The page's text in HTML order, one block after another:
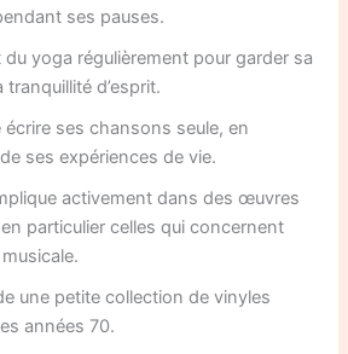
ses pauses.
du yoga régulièrement pour garder sa
d’esprit.
écrire ses chansons seule, en
ses expériences de vie.
activement dans des œuvres
particulier celles qui concernent
une petite collection de vinyles
années 70.